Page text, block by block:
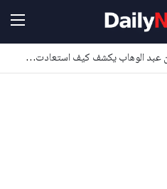
خطة الـ100يوم... طبيب شيرين عبد الوهاب يكشف كيف استعادت ألقها